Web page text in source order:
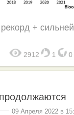
+
2912 1 0
09 Апреля 2022 в